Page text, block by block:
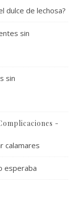
dulce de lechosa?
sin
sin
-
calamares
esperaba